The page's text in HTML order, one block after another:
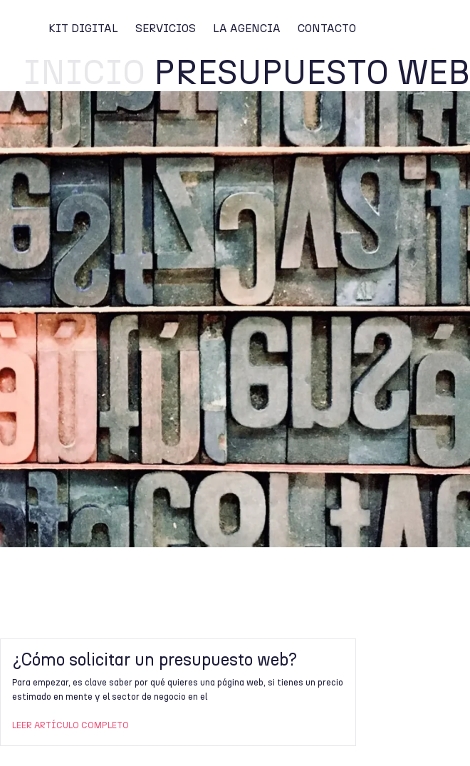
KIT DIGITAL SERVICIOS LA AGENCIA CONTACTO
PRESUPUESTO WEB
¿Cómo solicitar un presupuesto web?
Para empezar, es clave saber por qué quieres una página web, si tienes un precio
estimado en mente y el sector de negocio en el
LEER ARTÍCULO COMPLETO